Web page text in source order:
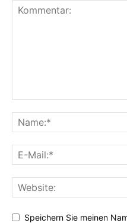
Speichern Sie meinen